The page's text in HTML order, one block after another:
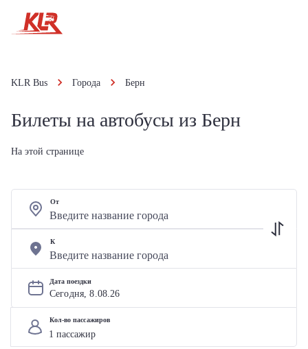
KLR Bus Города Берн
Билеты на автобусы из Берн
На этой странице
От
К
Дата поездки
Сегодня, 8.08.26
Кол-во пассажиров